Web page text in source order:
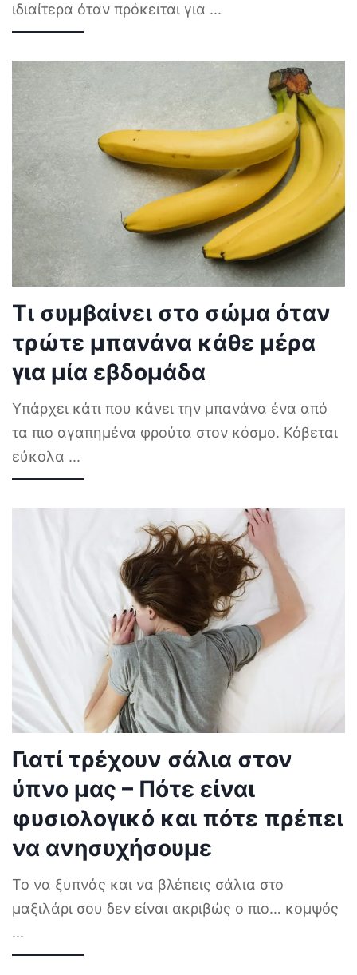
ιδιαίτερα όταν πρόκειται για ...
Τι συμβαίνει στο σώμα όταν
τρώτε μπανάνα κάθε μέρα
για μία εβδομάδα
Υπάρχει κάτι που κάνει την μπανάνα ένα από
τα πιο αγαπημένα φρούτα στον κόσμο. Κόβεται
εύκολα ...
Γιατί τρέχουν σάλια στον
ύπνο μας – Πότε είναι
φυσιολογικό και πότε πρέπει
να ανησυχήσουμε
Το να ξυπνάς και να βλέπεις σάλια στο
μαξιλάρι σου δεν είναι ακριβώς ο πιο… κομψός
...